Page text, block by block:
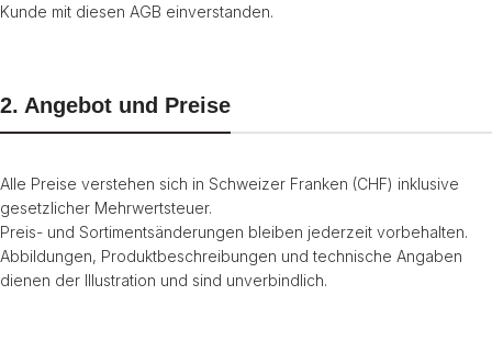
Kunde mit diesen AGB einverstanden.
2. Angebot und Preise
Alle Preise verstehen sich in Schweizer Franken (CHF) inklusive
gesetzlicher Mehrwertsteuer.
Preis- und Sortimentsänderungen bleiben jederzeit vorbehalten.
Abbildungen, Produktbeschreibungen und technische Angaben
dienen der Illustration und sind unverbindlich.